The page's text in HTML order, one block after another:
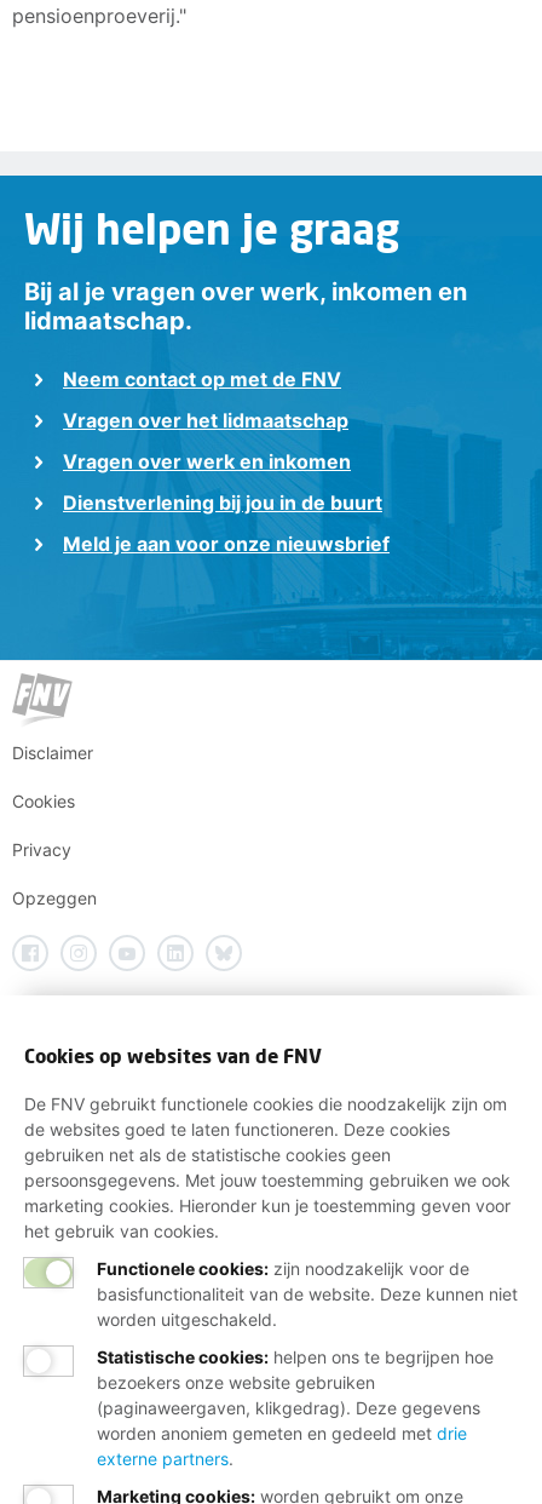
pensioenproeverij."
Wij helpen je graag
Bij al je vragen over werk, inkomen en
lidmaatschap.
Neem contact op met de FNV
Vragen over het lidmaatschap
Vragen over werk en inkomen
Dienstverlening bij jou in de buurt
Meld je aan voor onze nieuwsbrief
Disclaimer
Cookies
Privacy
Opzeggen
Cookies op websites van de FNV
De FNV gebruikt functionele cookies die noodzakelijk zijn om
de websites goed te laten functioneren. Deze cookies
gebruiken net als de statistische cookies geen
persoonsgegevens. Met jouw toestemming gebruiken we ook
marketing cookies. Hieronder kun je toestemming geven voor
het gebruik van cookies.
Functionele cookies: zijn noodzakelijk voor de
basisfunctionaliteit van de website. Deze kunnen niet
worden uitgeschakeld.
Statistische cookies: helpen ons te begrijpen hoe
bezoekers onze website gebruiken
(paginaweergaven, klikgedrag). Deze gegevens
worden anoniem gemeten en gedeeld met drie
externe partners.
Marketing cookies: worden gebruikt om onze